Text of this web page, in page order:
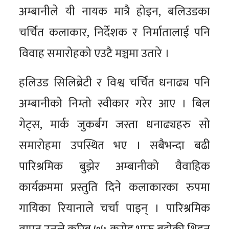
अम्बानीले यी नायक मात्रै होइन, बलिउडका
चर्चित कलाकार, निर्देशक र निर्मातालाई पनि
विवाह समारोहको एउटै मञ्चमा उतारे ।
हलिउड सिलिब्रेटी र विश्व चर्चित धनाढ्य पनि
अम्बानीको निम्तो स्वीकार गरेर आए । बिल
गेट्स, मार्क जुकर्बग जस्ता धनाढ्यहरु सो
समारोहमा उपस्थित भए । सबैभन्दा बढी
पारिश्रमिक बुझेर अम्बानीको वैवाहिक
कार्यक्रममा प्रस्तुति दिने कलाकारका रुपमा
गायिका रियानाले चर्चा पाइन् । पारिश्रमिक